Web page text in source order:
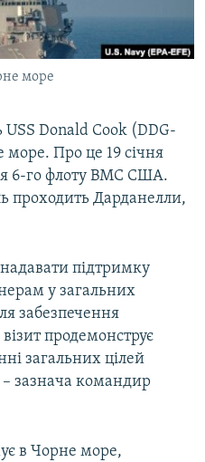
море
Donald Cook (DDG-
море. Про це 19 січня
6-го флоту ВМС США.
проходить Дарданелли,
підтримку
у загальних
забезпечення
продемонструє
загальних цілей
– зазнача командир
в Чорне море,